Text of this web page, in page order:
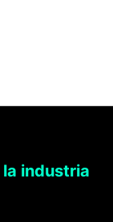
industria